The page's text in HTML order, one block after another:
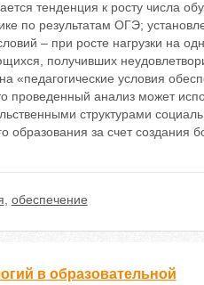
тенденция к росту числа
по результатам ОГЭ;
– при росте нагрузки на
получивших
«педагогические условия
проведенный анализ может
структурами
образования за счет создания
обеспечение
в образовательной